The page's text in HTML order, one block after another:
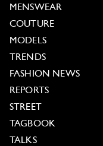
MENSWEAR
COUTURE
MODELS
TRENDS
FASHION NEWS
REPORTS
STREET
TAGBOOK
TALKS